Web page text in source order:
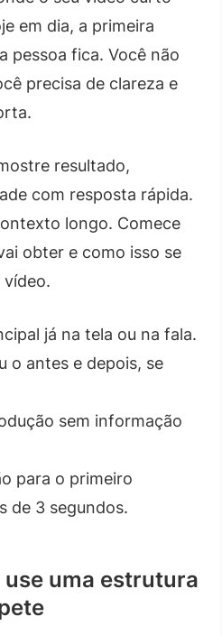
em dia, a primeira
pessoa fica. Você não
precisa de clareza e
resultado,
com resposta rápida.
longo. Comece
obter e como isso se
vídeo.
já na tela ou na fala.
o antes e depois, se
sem informação
para o primeiro
de 3 segundos.
uma estrutura